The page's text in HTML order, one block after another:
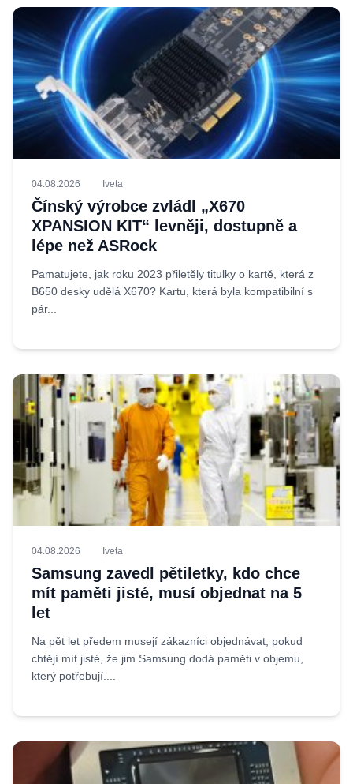
04.08.2026 Iveta
Čínský výrobce zvládl „X670
XPANSION KIT“ levněji, dostupně a
lépe než ASRock
Pamatujete, jak roku 2023 přiletěly titulky o kartě, která z
B650 desky udělá X670? Kartu, která byla kompatibilní s
pár...
04.08.2026 Iveta
Samsung zavedl pětiletky, kdo chce
mít paměti jisté, musí objednat na 5
let
Na pět let předem musejí zákazníci objednávat, pokud
chtějí mít jisté, že jim Samsung dodá paměti v objemu,
který potřebují....